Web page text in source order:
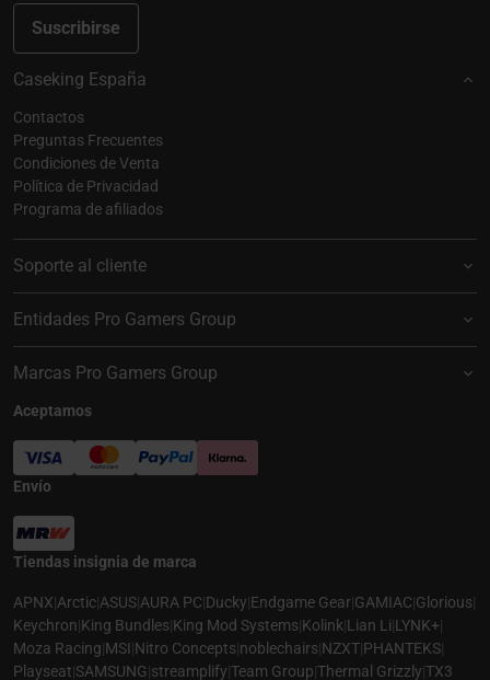
Suscribirse
Caseking España
Contactos
Preguntas Frecuentes
Condiciones de Venta
Política de Privacidad
Programa de afiliados
Soporte al cliente
Entidades Pro Gamers Group
Marcas Pro Gamers Group
Aceptamos
Envío
Tiendas insignia de marca
APNX|Arctic|ASUS|AURA PC|Ducky|Endgame Gear|GAMIAC|Glorious|
Keychron|King Bundles|King Mod Systems|Kolink|Lian Li|LYNK+|
Moza Racing|MSI|Nitro Concepts|noblechairs|NZXT|PHANTEKS|
Playseat|SAMSUNG|streamplify|Team Group|Thermal Grizzly|TX3